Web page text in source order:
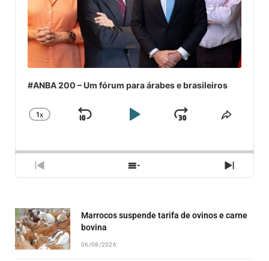
#ANBA 200 – Um fórum para árabes e brasileiros
CHANGE
1X
SKIP
PLAYJUMP
PREVIOUS
EPISODE
SHOW
EPISODES
NEXT
Marrocos suspende tarifa de ovinos e carne
bovina